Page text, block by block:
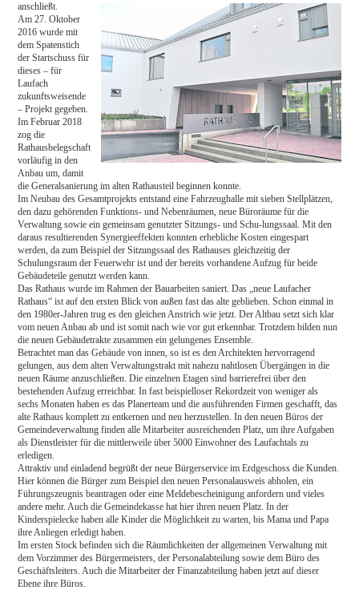
anschließt.
Am 27. Oktober
2016 wurde mit
dem Spatenstich
der Startschuss für
dieses – für
Laufach
zukunftsweisende
– Projekt gegeben.
Im Februar 2018
zog die
Rathausbelegschaft
vorläufig in den
Anbau um, damit
die Generalsanierung im alten Rathausteil beginnen konnte.
Im Neubau des Gesamtprojekts entstand eine Fahrzeughalle mit sieben Stellplätzen,
den dazu gehörenden Funktions- und Nebenräumen, neue Büroräume für die
Verwaltung sowie ein gemeinsam genutzter Sitzungs- und Schu-lungssaal. Mit den
daraus resultierenden Synergieeffekten konnten erhebliche Kosten eingespart
werden, da zum Beispiel der Sitzungssaal des Rathauses gleichzeitig der
Schulungsraum der Feuerwehr ist und der bereits vorhandene Aufzug für beide
Gebäudeteile genutzt werden kann.
Das Rathaus wurde im Rahmen der Bauarbeiten saniert. Das „neue Laufacher
Rathaus“ ist auf den ersten Blick von außen fast das alte geblieben. Schon einmal in
den 1980er-Jahren trug es den gleichen Anstrich wie jetzt. Der Altbau setzt sich klar
vom neuen Anbau ab und ist somit nach wie vor gut erkennbar. Trotzdem bilden nun
die neuen Gebäudetrakte zusammen ein gelungenes Ensemble.
Betrachtet man das Gebäude von innen, so ist es den Architekten hervorragend
gelungen, aus dem alten Verwaltungstrakt mit nahezu nahtlosen Übergängen in die
neuen Räume anzuschließen. Die einzelnen Etagen sind barrierefrei über den
bestehenden Aufzug erreichbar. In fast beispielloser Rekordzeit von weniger als
sechs Monaten haben es das Planerteam und die ausführenden Firmen geschafft, das
alte Rathaus komplett zu entkernen und neu herzustellen. In den neuen Büros der
Gemeindeverwaltung finden alle Mitarbeiter ausreichenden Platz, um ihre Aufgaben
als Dienstleister für die mittlerweile über 5000 Einwohner des Laufachtals zu
erledigen.
Attraktiv und einladend begrüßt der neue Bürgerservice im Erdgeschoss die Kunden.
Hier können die Bürger zum Beispiel den neuen Personalausweis abholen, ein
Führungszeugnis beantragen oder eine Meldebescheinigung anfordern und vieles
andere mehr. Auch die Gemeindekasse hat hier ihren neuen Platz. In der
Kinderspielecke haben alle Kinder die Möglichkeit zu warten, bis Mama und Papa
ihre Anliegen erledigt haben.
Im ersten Stock befinden sich die Räumlichkeiten der allgemeinen Verwaltung mit
dem Vorzimmer des Bürgermeisters, der Personalabteilung sowie dem Büro des
Geschäftsleiters. Auch die Mitarbeiter der Finanzabteilung haben jetzt auf dieser
Ebene ihre Büros.